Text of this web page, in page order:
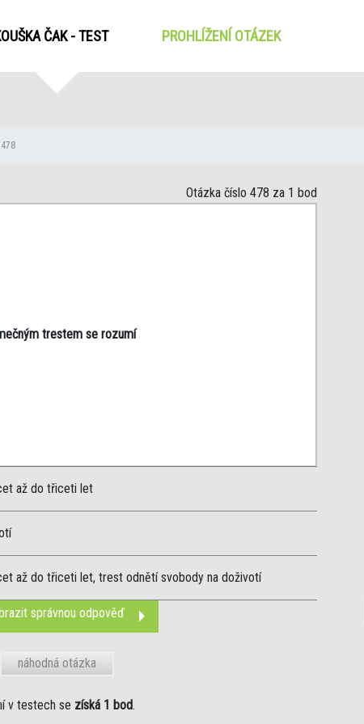
ČAK - TEST PROHLÍŽENÍ OTÁZEK(CURRENT)
Otázka číslo 478 za 1 bod
trestem se rozumí
až do třiceti let
až do třiceti let, trest odnětí svobody na doživotí
správnou odpověď
náhodná otázka
v testech se získá 1 bod.